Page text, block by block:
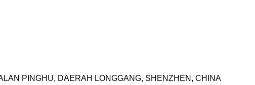
PINGHU, DAERAH LONGGANG, SHENZHEN, CHINA